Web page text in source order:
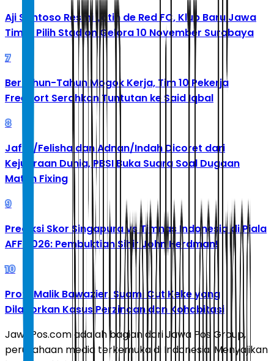
Aji Santoso Resmi Latih de Red FC, Klub Baru Jawa
Timur Pilih Stadion Gelora 10 November Surabaya
7
Bertahun-Tahun Mogok Kerja, Tim 10 Pekerja
Freeport Serahkan Tuntutan ke Said Iqbal
8
Jafar/Felisha dan Adnan/Indah Dicoret dari
Kejuaraan Dunia, PBSI Buka Suara Soal Dugaan
Match Fixing
9
Prediksi Skor Singapura vs Timnas Indonesia di Piala
AFF 2026: Pembuktian Sihir John Herdman!
10
Profil Malik Bawazier, Suami Cut Keke yang
Dilaporkan Kasus Perzinaan dan Kohabitasi
JawaPos.com adalah bagian dari Jawa Pos Group,
perusahaan media terkemuka di Indonesia. Menyajikan